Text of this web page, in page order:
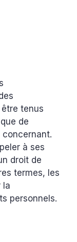
tenus
de
concernant.
à ses
droit de
termes, les
la
personnels.